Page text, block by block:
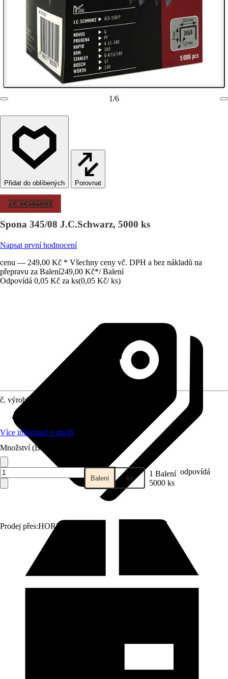
1/6
Porovnat
Spona 345/08 J.C.Schwarz, 5000 ks
Napsat první hodnocení
cenu — 249,00 Kč * Všechny ceny vč. DPH a bez nákladů na
přepravu za Balení249,00 Kč*/ Balení
Odpovídá 0,05 Kč za ks(0,05 Kč/ ks)
Prodej přes:HORNBACH
č. výrobku
Více informací o zboží
Množství (Balení)
Balení ks 1 Balení odpovídá
5000 ks